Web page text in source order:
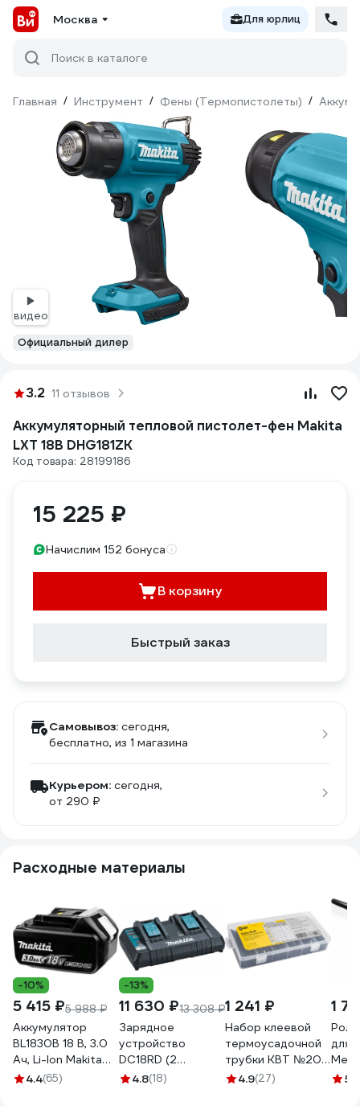
Москва Для юрлиц
Поиск в каталоге
Главная / Инструмент / Фены (Термопистолеты) /
видео
Официальный дилер
3.2 11 отзывов
Аккумуляторный тепловой пистолет-фен Makita
LXT 18В DHG181ZK
Код товара: 28199186
15 225 ₽
Начислим 152 бонуса
В корзину
Быстрый заказ
Самовывоз: сегодня,
бесплатно, из 1 магазина
Курьером: сегодня,
от 290 ₽
Расходные материалы
-10%
5 415 ₽5 988 ₽
Аккумулятор
BL1830B 18 В, 3.0
Ач, Li-Ion Makita
632G12-3
4.4(65)
-13%
11 630 ₽13 308 ₽
Зарядное
устройство
DC18RD (2
порта) Makita
4.8(18)
1 241 ₽
Набор клеевой
термоусадочной
трубки КВТ №20
86582
4.9(27)
1
для
Men
5